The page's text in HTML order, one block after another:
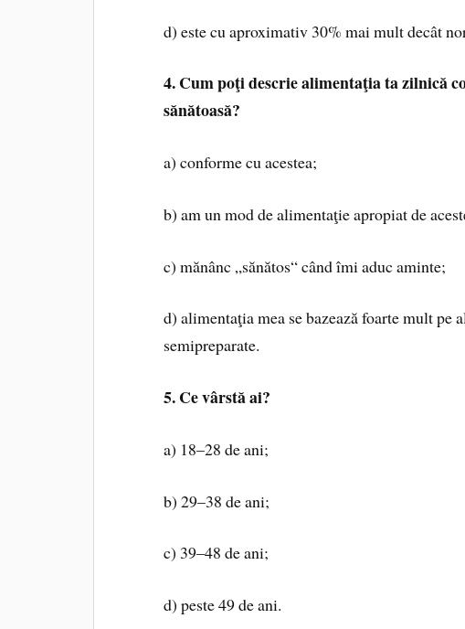
d) este cu aproximativ 30% mai mult decât
4. Cum poţi descrie alimentaţia ta zilnică
sănătoasă?
a) conforme cu acestea;
b) am un mod de alimentaţie apropiat de
c) mănânc „sănătos“ când îmi aduc aminte;
d) alimentaţia mea se bazează foarte mult
semipreparate.
5. Ce vârstă ai?
a) 18–28 de ani;
b) 29–38 de ani;
c) 39–48 de ani;
d) peste 49 de ani.